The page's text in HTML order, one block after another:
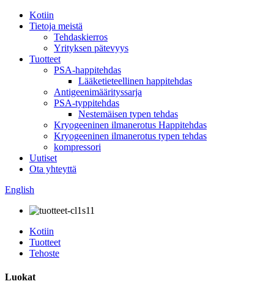
Kotiin
Tietoja meistä
Tehdaskierros
Yrityksen pätevyys
Tuotteet
PSA-happitehdas
Lääketieteellinen happitehdas
Antigeenimäärityssarja
PSA-typpitehdas
Nestemäisen typen tehdas
Kryogeeninen ilmanerotus Happitehdas
Kryogeeninen ilmanerotus typen tehdas
kompressori
Uutiset
Ota yhteyttä
English
Kotiin
Tuotteet
Tehoste
Luokat